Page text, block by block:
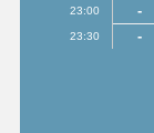
23:00 -
23:30 -